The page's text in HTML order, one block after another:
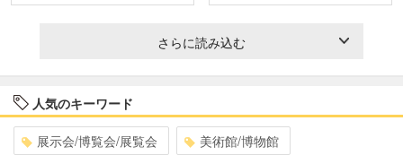
さらに読み込む
人気のキーワード
展示会/博覧会/展覧会 美術館/博物館